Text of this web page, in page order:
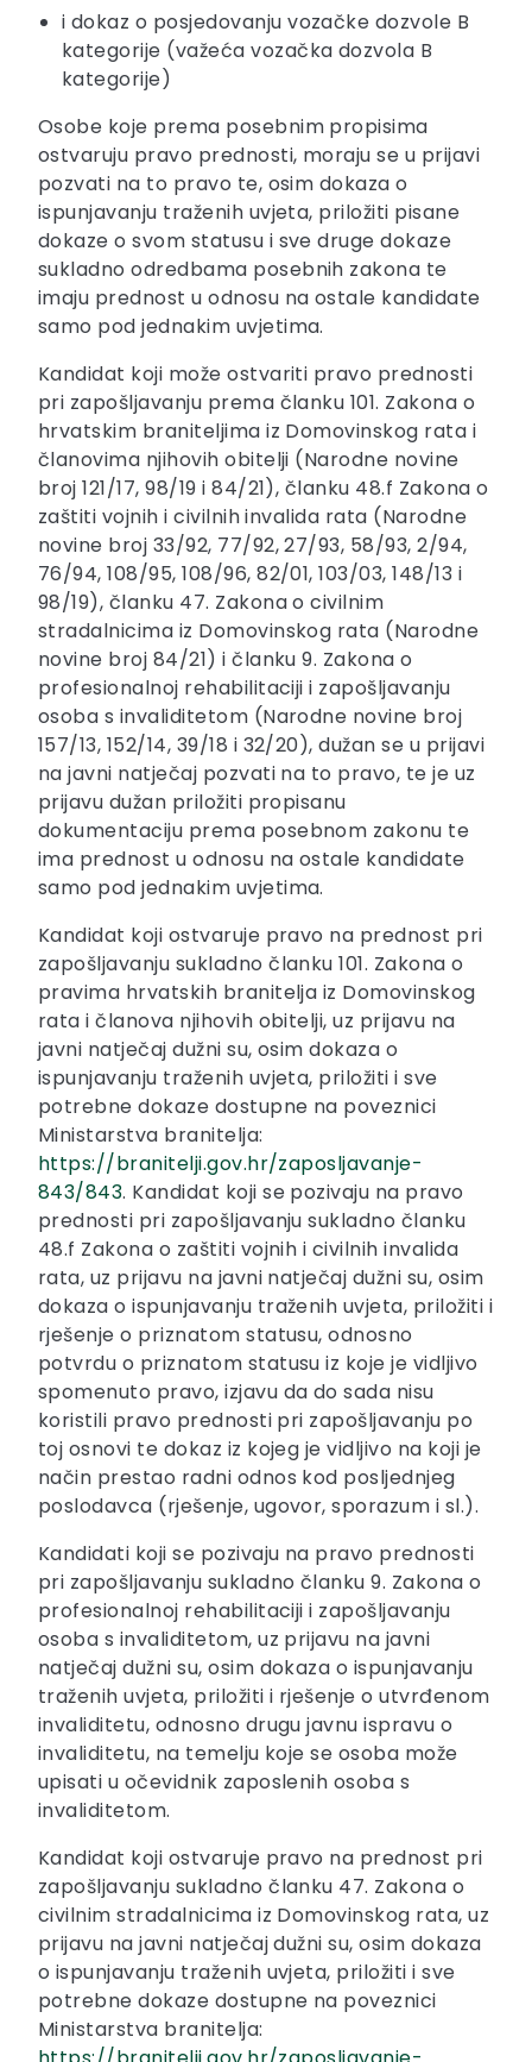
i dokaz o posjedovanju vozačke dozvole B
kategorije (važeća vozačka dozvola B
kategorije)
Osobe koje prema posebnim propisima
ostvaruju pravo prednosti, moraju se u prijavi
pozvati na to pravo te, osim dokaza o
ispunjavanju traženih uvjeta, priložiti pisane
dokaze o svom statusu i sve druge dokaze
sukladno odredbama posebnih zakona te
imaju prednost u odnosu na ostale kandidate
samo pod jednakim uvjetima.
Kandidat koji može ostvariti pravo prednosti
pri zapošljavanju prema članku 101. Zakona o
hrvatskim braniteljima iz Domovinskog rata i
članovima njihovih obitelji (Narodne novine
broj 121/17, 98/19 i 84/21), članku 48.f Zakona o
zaštiti vojnih i civilnih invalida rata (Narodne
novine broj 33/92, 77/92, 27/93, 58/93, 2/94,
76/94, 108/95, 108/96, 82/01, 103/03, 148/13 i
98/19), članku 47. Zakona o civilnim
stradalnicima iz Domovinskog rata (Narodne
novine broj 84/21) i članku 9. Zakona o
profesionalnoj rehabilitaciji i zapošljavanju
osoba s invaliditetom (Narodne novine broj
157/13, 152/14, 39/18 i 32/20), dužan se u prijavi
na javni natječaj pozvati na to pravo, te je uz
prijavu dužan priložiti propisanu
dokumentaciju prema posebnom zakonu te
ima prednost u odnosu na ostale kandidate
samo pod jednakim uvjetima.
Kandidat koji ostvaruje pravo na prednost pri
zapošljavanju sukladno članku 101. Zakona o
pravima hrvatskih branitelja iz Domovinskog
rata i članova njihovih obitelji, uz prijavu na
javni natječaj dužni su, osim dokaza o
ispunjavanju traženih uvjeta, priložiti i sve
potrebne dokaze dostupne na poveznici
Ministarstva branitelja:
https://branitelji.gov.hr/zaposljavanje-
843/843. Kandidat koji se pozivaju na pravo
prednosti pri zapošljavanju sukladno članku
48.f Zakona o zaštiti vojnih i civilnih invalida
rata, uz prijavu na javni natječaj dužni su, osim
dokaza o ispunjavanju traženih uvjeta, priložiti i
rješenje o priznatom statusu, odnosno
potvrdu o priznatom statusu iz koje je vidljivo
spomenuto pravo, izjavu da do sada nisu
koristili pravo prednosti pri zapošljavanju po
toj osnovi te dokaz iz kojeg je vidljivo na koji je
način prestao radni odnos kod posljednjeg
poslodavca (rješenje, ugovor, sporazum i sl.).
Kandidati koji se pozivaju na pravo prednosti
pri zapošljavanju sukladno članku 9. Zakona o
profesionalnoj rehabilitaciji i zapošljavanju
osoba s invaliditetom, uz prijavu na javni
natječaj dužni su, osim dokaza o ispunjavanju
traženih uvjeta, priložiti i rješenje o utvrđenom
invaliditetu, odnosno drugu javnu ispravu o
invaliditetu, na temelju koje se osoba može
upisati u očevidnik zaposlenih osoba s
invaliditetom.
Kandidat koji ostvaruje pravo na prednost pri
zapošljavanju sukladno članku 47. Zakona o
civilnim stradalnicima iz Domovinskog rata, uz
prijavu na javni natječaj dužni su, osim dokaza
o ispunjavanju traženih uvjeta, priložiti i sve
potrebne dokaze dostupne na poveznici
Ministarstva branitelja: